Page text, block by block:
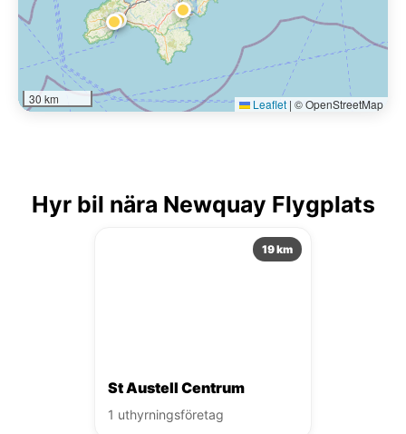
30 km Leaflet | © OpenStreetMap
Hyr bil nära Newquay Flygplats
19 km
St Austell Centrum
1 uthyrningsföretag